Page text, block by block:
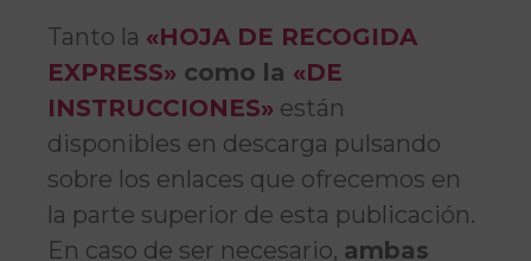
Tanto la «HOJA DE RECOGIDA
EXPRESS» como la «DE
INSTRUCCIONES» están
disponibles en descarga pulsando
sobre los enlaces que ofrecemos en
la parte superior de esta publicación.
En caso de ser necesario, ambas